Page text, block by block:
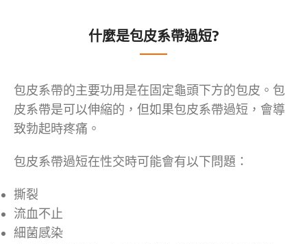
什麼是包皮系帶過短?
包皮系帶的主要功用是在固定龜頭下方的包皮。包
皮系帶是可以伸縮的，但如果包皮系帶過短，會導
致勃起時疼痛。
包皮系帶過短在性交時可能會有以下問題：
撕裂
流血不止
細菌感染